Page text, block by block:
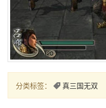
分类标签： 真三国无双